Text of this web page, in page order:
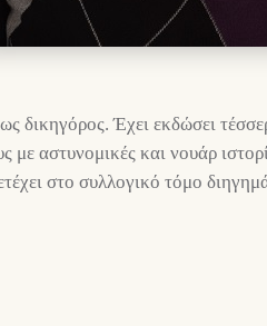
δικηγόρος. Έχει εκδώσει
με αστυνομικές και νουάρ
στο συλλογικό τόμο